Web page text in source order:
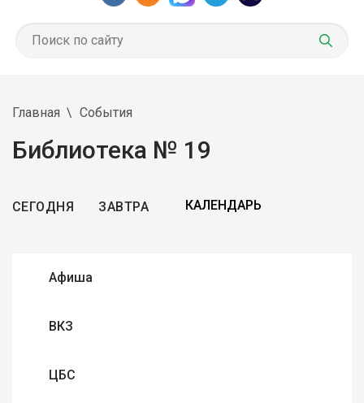
Главная События
Библиотека № 19
СЕГОДНЯ ЗАВТРА
Афиша
ВКЗ
ЦБС